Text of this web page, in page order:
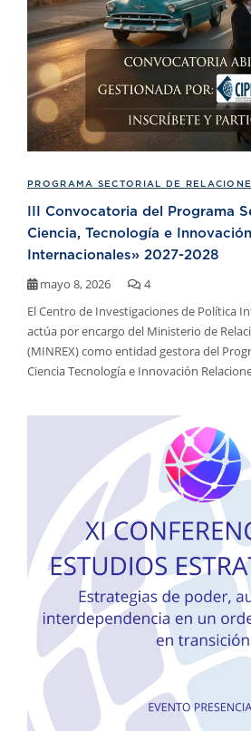
PROGRAMA SECTORIAL DE
III Convocatoria del Programa
Ciencia, Tecnología e
Internacionales» 2027-2028
mayo 8, 2026
4
El Centro de Investigaciones de Política
actúa por encargo del Ministerio de
(MINREX) como entidad gestora del
Ciencia Tecnología e Innovación